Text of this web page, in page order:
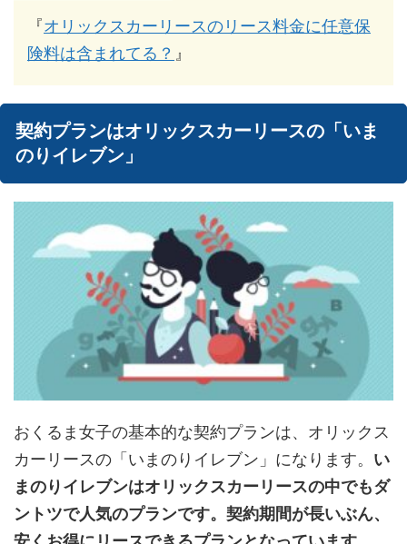
『オリックスカーリースのリース料金に任意保
険料は含まれてる？ 』
契約プランはオリックスカーリースの「いま
のりイレブン」
おくるま女子の基本的な契約プランは、オリックス
カーリースの「いまのりイレブン」になります。 い
まのりイレブンはオリックスカーリースの中でもダ
ントツで人気のプランです。契約期間が長いぶん、